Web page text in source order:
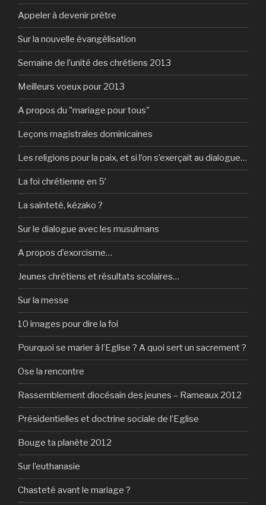
Appeler à devenir prêtre
Sur la nouvelle évangélisation
Semaine de l’unité des chrétiens 2013
Meilleurs voeux pour 2013
A propos du "mariage pour tous"
Leçons magistrales dominicaines
Les religions pour la paix, et si l’on s’exerçait au dialogue…
La foi chrétienne en 5′
La sainteté, kézako ?
Sur le dialogue avec les musulmans
A propos d’exorcisme…
Jeunes chrétiens et résultats scolaires…
Sur la messe
10 images pour dire la foi
Pourquoi se marier à l’Eglise ? A quoi sert un sacrement ?
Ose la rencontre
Rassemblement diocésain des jeunes – Rameaux 2012
Présidentielles et doctrine sociale de l’Eglise
Bouge ta planète 2012
Sur l’euthanasie
Chasteté avant le mariage ?